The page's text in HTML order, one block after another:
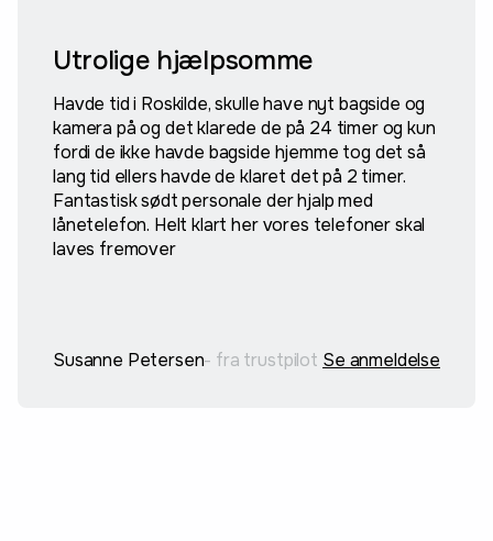
Utrolige hjælpsomme
Havde tid i Roskilde, skulle have nyt bagside og
kamera på og det klarede de på 24 timer og kun
fordi de ikke havde bagside hjemme tog det så
lang tid ellers havde de klaret det på 2 timer.
Fantastisk sødt personale der hjalp med
lånetelefon. Helt klart her vores telefoner skal
laves fremover
Susanne Petersen- fra trustpilot Se anmeldelse